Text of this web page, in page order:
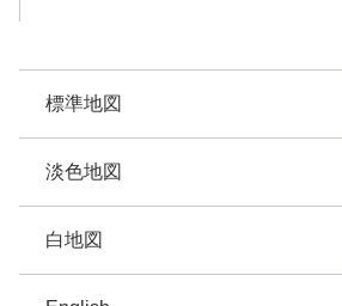
標準地図
淡色地図
白地図